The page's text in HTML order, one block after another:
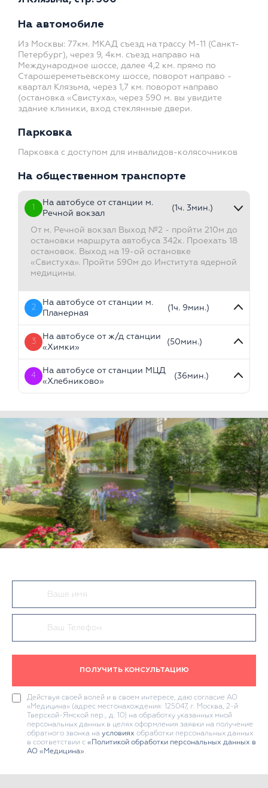
На автомобиле
Из Москвы: 77км. МКАД съезд на трассу М-11 (Санкт-
Петербург), через 9, 4км. съезд направо на
Международное шоссе, далее 4,2 км. прямо по
Старошереметьевскому шоссе, поворот направо -
квартал Клязьма, через 1,7 км. поворот направо
(остановка «Свистуха», через 590 м. вы увидите
здание клиники, вход стеклянные двери.
Парковка
Парковка с доступом для инвалидов-колясочников
На общественном транспорте
1
На автобусе от станции м.
Речной вокзал
(1ч. 3мин.)
От м. Речной вокзал Выход №2 - пройти 210м до
остановки маршрута автобуса 342к. Проехать 18
остановок. Выход на 19-ой остановке
«Свистуха». Пройти 590м до Института ядерной
медицины.
2
На автобусе от станции м.
Планерная
(1ч. 9мин.)
3
На автобусе от ж/д станции
«Химки»
(50мин.)
4
На автобусе от станции МЦД
«Хлебниково»
(36мин.)
ПОЛУЧИТЬ КОНСУЛЬТАЦИЮ
Действуя своей волей и в своем интересе, даю согласие АО
«Медицина» (адрес местонахождения: 125047, г. Москва, 2-й
Тверской-Ямской пер., д. 10) на обработку указанных мной
персональных данных в целях оформления заявки на получение
обратного звонка на условиях обработки персональных данных
в соответствии с «Политикой обработки персональных данных в
АО «Медицина».